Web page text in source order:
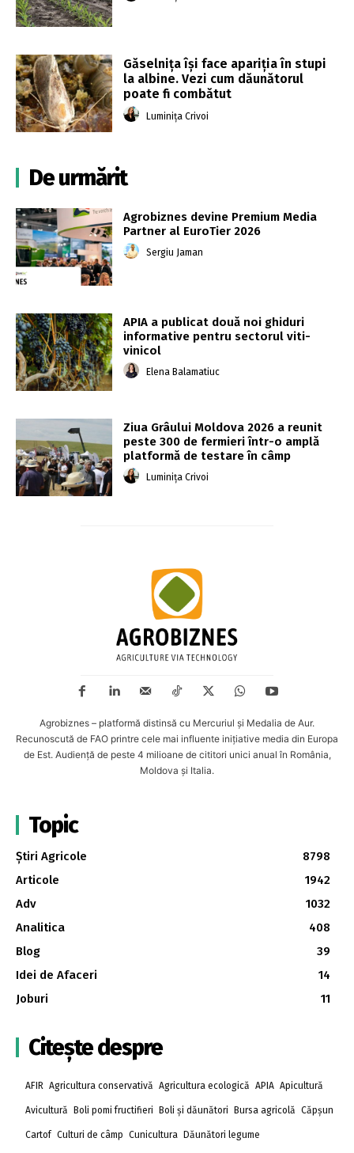
Găselnița își face apariția în stupi
la albine. Vezi cum dăunătorul
poate fi combătut
Luminița Crivoi
De urmărit
Agrobiznes devine Premium Media
Partner al EuroTier 2026
Sergiu Jaman
APIA a publicat două noi ghiduri
informative pentru sectorul viti-
vinicol
Elena Balamatiuc
Ziua Grâului Moldova 2026 a reunit
peste 300 de fermieri într-o amplă
platformă de testare în câmp
Luminița Crivoi
Agrobiznes – platformă distinsă cu Mercuriul și Medalia de Aur.
Recunoscută de FAO printre cele mai influente inițiative media din Europa
de Est. Audiență de peste 4 milioane de cititori unici anual în România,
Moldova și Italia.
Topic
Știri Agricole
8798
Articole
1942
Adv
1032
Analitica
408
Blog
39
Idei de Afaceri
14
Joburi
11
Citește despre
AFIR Agricultura conservativă Agricultura ecologică APIA Apicultură
Avicultură Boli pomi fructifieri Boli și dăunători Bursa agricolă Căpșun
Cartof Culturi de câmp Cunicultura Dăunători legume